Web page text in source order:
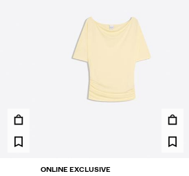
ONLINE EXCLUSIVE